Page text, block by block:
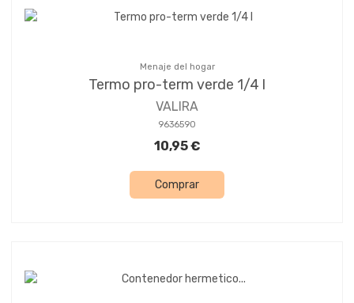
Menaje del hogar
Termo pro-term verde 1/4 l
VALIRA
9636590
10,95 €
Comprar